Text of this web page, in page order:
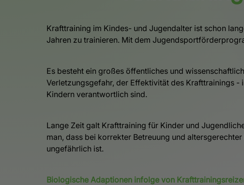
Krafttraining im Kindes- und Jugendalter ist schon
Jahren zu trainieren. Mit dem
Es besteht ein großes öffentliches und
Verletzungsgefahr, der Effektivität des Krafttrainings
Kindern verantwortlich sind.
Lange Zeit galt Krafttraining für Kinder und
man, dass bei korrekter Betreuung und
ungefährlich ist.
Biologische Adaptionen infolge von